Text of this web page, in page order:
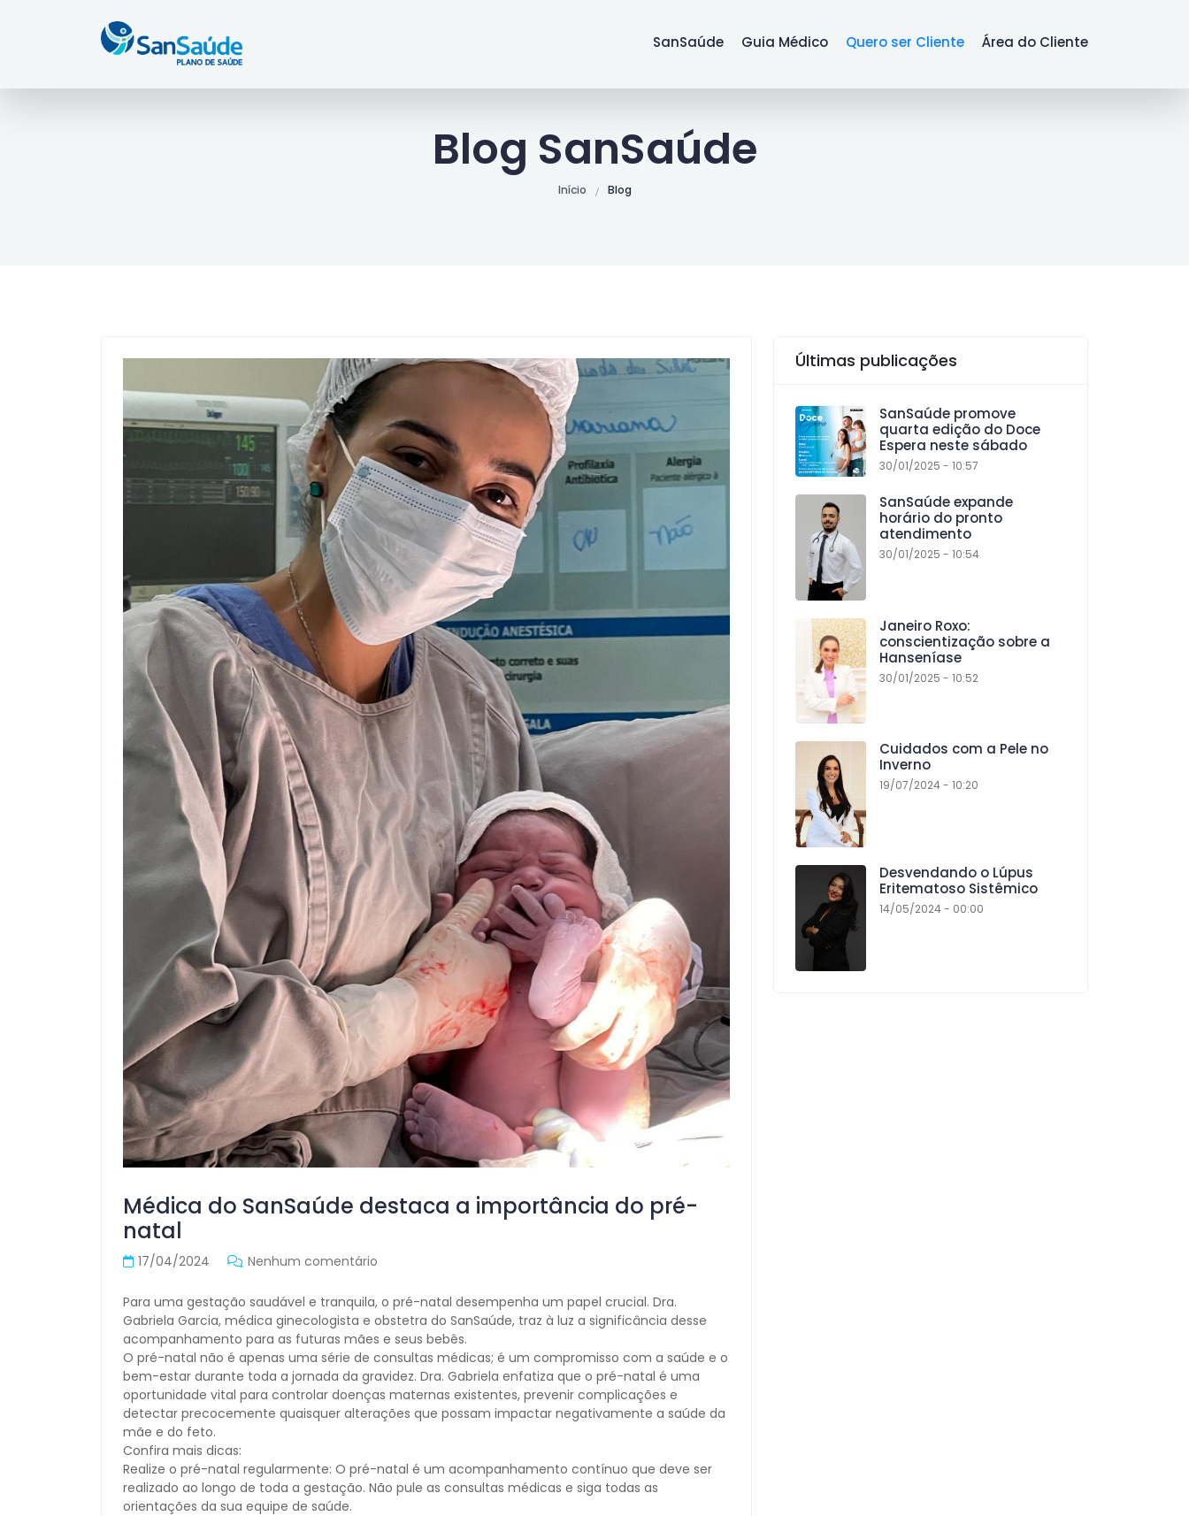
SanSaúde Guia Médico Quero ser Cliente Área do Cliente
Blog SanSaúde
Início Blog
Médica do SanSaúde destaca a importância do pré-
natal
17/04/2024 Nenhum comentário
Para uma gestação saudável e tranquila, o pré-natal desempenha um papel crucial. Dra.
Gabriela Garcia, médica ginecologista e obstetra do SanSaúde, traz à luz a significância desse
acompanhamento para as futuras mães e seus bebês.
O pré-natal não é apenas uma série de consultas médicas; é um compromisso com a saúde e o
bem-estar durante toda a jornada da gravidez. Dra. Gabriela enfatiza que o pré-natal é uma
oportunidade vital para controlar doenças maternas existentes, prevenir complicações e
detectar precocemente quaisquer alterações que possam impactar negativamente a saúde da
mãe e do feto.
Confira mais dicas:
Realize o pré-natal regularmente: O pré-natal é um acompanhamento contínuo que deve ser
realizado ao longo de toda a gestação. Não pule as consultas médicas e siga todas as
orientações da sua equipe de saúde.
Últimas publicações
SanSaúde promove
quarta edição do Doce
Espera neste sábado
30/01/2025 - 10:57
SanSaúde expande
horário do pronto
atendimento
30/01/2025 - 10:54
Janeiro Roxo:
conscientização sobre a
Hanseníase
30/01/2025 - 10:52
Cuidados com a Pele no
Inverno
19/07/2024 - 10:20
Desvendando o Lúpus
Eritematoso Sistêmico
14/05/2024 - 00:00